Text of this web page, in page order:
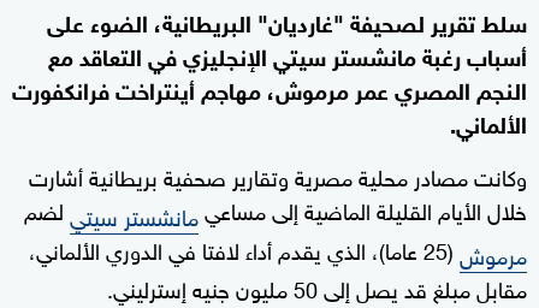
سلط تقرير لصحيفة "غارديان" البريطانية، الضوء على
أسباب رغبة مانشستر سيتي الإنجليزي في التعاقد مع
النجم المصري عمر مرموش، مهاجم أينتراخت فرانكفورت
الألماني.
وكانت مصادر محلية مصرية وتقارير صحفية بريطانية أشارت
خلال الأيام القليلة الماضية إلى مساعيمانشستر سيتيلضم
مرموش
(25 عاما)، الذي يقدم أداء لافتا في الدوري الألماني،
مقابل مبلغ قد يصل إلى 50 مليون جنيه إسترليني.